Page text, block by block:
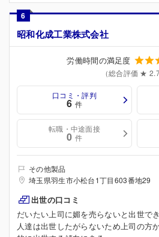
6
昭和化成工業株式会社
労働時間の満足度
（総合評価 ★ 2.7
口コミ・評判
6 件
転職・中途面接
0 件
その他製品
埼玉県羽生市小松台1丁目603番地29
出世の口コミ
だいたい上司に媚を売らないと出世で
人達は出世したがらないため上司の方